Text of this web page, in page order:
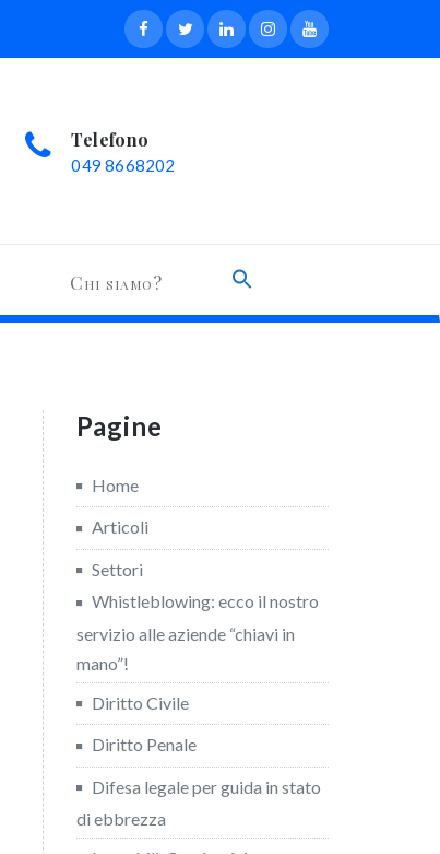
Telefono
049 8668202
Chi siamo?
Pagine
Home
Articoli
Settori
Whistleblowing: ecco il nostro
servizio alle aziende “chiavi in
mano”!
Diritto Civile
Diritto Penale
Difesa legale per guida in stato
di ebbrezza